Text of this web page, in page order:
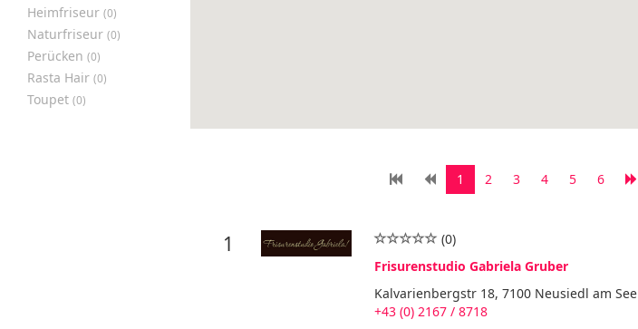
Heimfriseur (0)
Naturfriseur (0)
Perücken (0)
Rasta Hair (0)
Toupet (0)
1 2 3 4 5 6
1
(0)
Frisurenstudio Gabriela Gruber
Kalvarienbergstr 18, 7100 Neusiedl am See
+43 (0) 2167 / 8718